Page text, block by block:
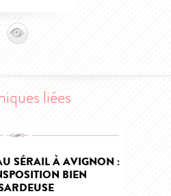
liées
SÉRAIL À AVIGNON :
BIEN